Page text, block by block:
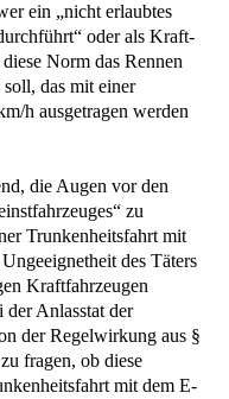
ein „nicht erlaubtes
oder als Kraft-
Norm das Rennen
das mit einer
h ausgetragen werden
die Augen vor den
zu
Trunkenheitsfahrt mit
des Täters
Kraftfahrzeugen
der Anlasstat der
der Regelwirkung aus §
fragen, ob diese
mit dem E-